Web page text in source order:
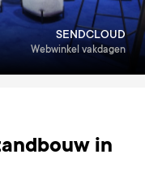
SENDCLOUD
Webwinkel vakdagen
in